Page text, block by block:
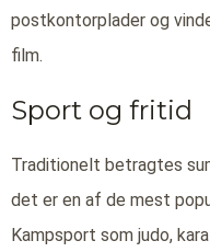
postkontorplader og
film.
Sport og fritid
Traditionelt betragtes
det er en af de mest
Kampsport som judo,